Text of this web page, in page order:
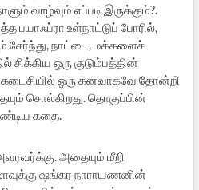
வாழ்வும் எப்படி இருக்கும்?.
பயாஃப்ரா உள்நாட்டுப் போரில்,
சேர்ந்து, நாட்டை, மக்களைச்
சிக்கிய ஒரு குடும்பத்தின்
ஒரு கனவாகவே தோன்றி
சொல்கிறது. தொகுப்பின்
கதை.
அதையும் மீறி
ஷங்கர நாராயணனின்